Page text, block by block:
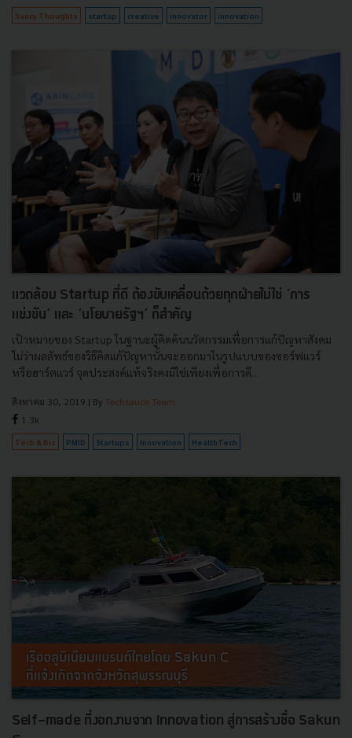
Saucy Thoughts startup creative innovator innovation
แวดล้อม Startup ที่ดี ต้องขับเคลื่อนด้วยทุกฝ่ายไม่ใช่ ‘การ
แข่งขัน’ และ ‘นโยบายรัฐฯ’ ก็สำคัญ
เป้าหมายของ Startup ในฐานะผู้คิดค้นนวัตกรรมเพื่อการแก้ปัญหาสังคม
ไม่ว่าผลลัพธ์ของวิธีคิดแก้ปัญหานั้นจะออกมาในรูปแบบของซอร์ฟแวร์
หรือฮาร์ตแวร์ จุดประสงค์แท้จริงคงมิใช่เพียงเพื่อการดึ...
สิงหาคม 30, 2019 | By Techsauce Team
1.3k
Tech & Biz PMID Startups Innovation HealthTech
Self-made ที่งอกงามจาก Innovation สู่การสร้างชื่อ Sakun